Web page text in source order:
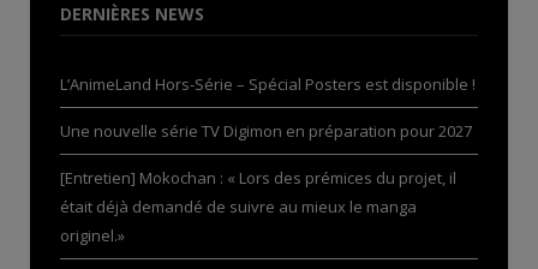
DERNIÈRES NEWS
L’AnimeLand Hors-Série – Spécial Posters est disponible !
Une nouvelle série TV Digimon en préparation pour 2027
[Entretien] Mokochan : « Lors des prémices du projet, il
était déjà demandé de suivre au mieux le manga
originel.»